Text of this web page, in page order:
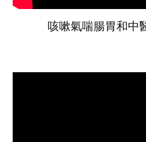
咳嗽氣喘腸胃和中